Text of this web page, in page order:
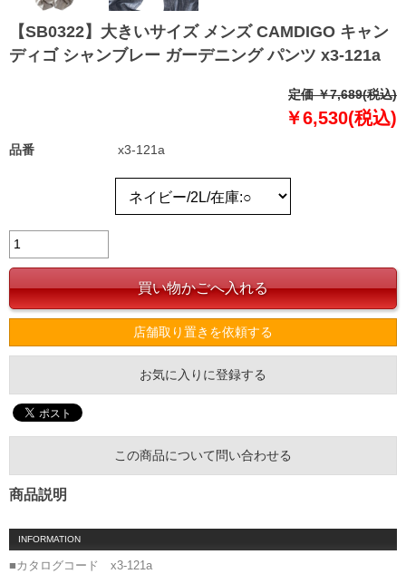
【SB0322】大きいサイズ メンズ CAMDIGO キャン
ディゴ シャンブレー ガーデニング パンツ x3-121a
定価 ￥7,689(税込)
￥6,530(税込)
品番 x3-121a
店舗取り置きを依頼する
お気に入りに登録する
この商品について問い合わせる
商品説明
INFORMATION
■カタログコード x3-121a